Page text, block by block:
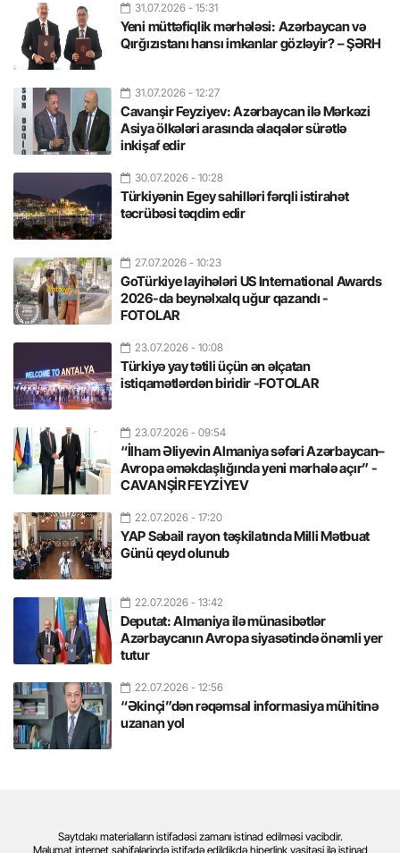
31.07.2026 - 15:31
Yeni müttəfiqlik mərhələsi: Azərbaycan və
Qırğızıstanı hansı imkanlar gözləyir? – ŞƏRH
31.07.2026 - 12:27
Cavanşir Feyziyev: Azərbaycan ilə Mərkəzi
Asiya ölkələri arasında əlaqələr sürətlə
inkişaf edir
30.07.2026 - 10:28
Türkiyənin Egey sahilləri fərqli istirahət
təcrübəsi təqdim edir
27.07.2026 - 10:23
GoTürkiye layihələri US International Awards
2026-da beynəlxalq uğur qazandı -
FOTOLAR
23.07.2026 - 10:08
Türkiyə yay tətili üçün ən əlçatan
istiqamətlərdən biridir -FOTOLAR
23.07.2026 - 09:54
“İlham Əliyevin Almaniya səfəri Azərbaycan–
Avropa əməkdaşlığında yeni mərhələ açır” -
CAVANŞİR FEYZİYEV
22.07.2026 - 17:20
YAP Səbail rayon təşkilatında Milli Mətbuat
Günü qeyd olunub
22.07.2026 - 13:42
Deputat: Almaniya ilə münasibətlər
Azərbaycanın Avropa siyasətində önəmli yer
tutur
22.07.2026 - 12:56
“Əkinçi”dən rəqəmsal informasiya mühitinə
uzanan yol
Saytdakı materialların istifadəsi zamanı istinad edilməsi vacibdir.
Məlumat internet səhifələrində istifadə edildikdə hiperlink vasitəsi ilə istinad